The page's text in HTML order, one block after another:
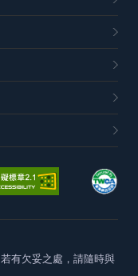
若有欠妥之處，請隨時與